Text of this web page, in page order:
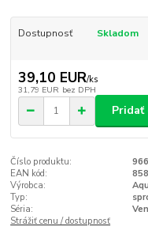
Dostupnosť Skladom
39,10 EUR/ks
31,79 EUR bez DPH
Pridať
Číslo produktu:
EAN kód:
Výrobca:
Typ:
Séria:
Strážiť cenu / dostupnosť